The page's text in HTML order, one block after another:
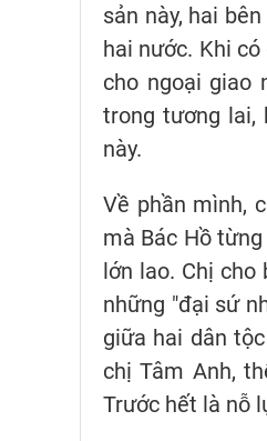
sản này, hai
hai nước. Khi
cho ngoại giao
trong tương lai,
này.
Về phần mình,
mà Bác Hồ
lớn lao. Chị
những "đại sứ
giữa hai dân
chị Tâm Anh,
Trước hết là nỗ